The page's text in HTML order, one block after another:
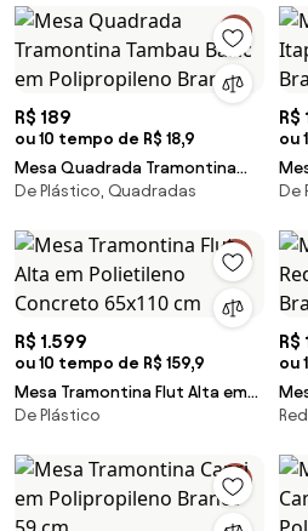
R$ 189
ou 10 tempo de R$ 18,9
Mesa Quadrada Tramontina
Tambau Basic em Polipropileno
De Plástico, Quadradas
R$
ou
De
R$ 1.599
ou 10 tempo de R$ 159,9
Mesa Tramontina Flut Alta em
Polietileno Concreto 65x110 cm
De Plástico
R$
ou
em